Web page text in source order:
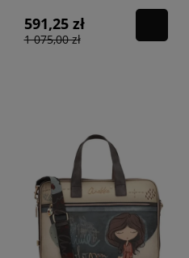
591,25 zł
1 075,00 zł